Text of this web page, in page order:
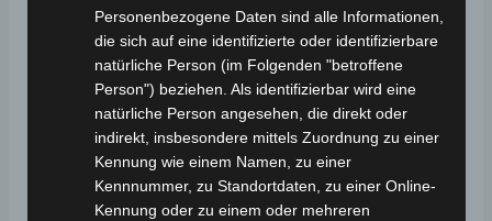
Personenbezogene Daten sind alle Informationen,
die sich auf eine identifizierte oder identifizierbare
natürliche Person (im Folgenden "betroffene
Person") beziehen. Als identifizierbar wird eine
natürliche Person angesehen, die direkt oder
indirekt, insbesondere mittels Zuordnung zu einer
Kennung wie einem Namen, zu einer
Kennnummer, zu Standortdaten, zu einer Online-
Kennung oder zu einem oder mehreren